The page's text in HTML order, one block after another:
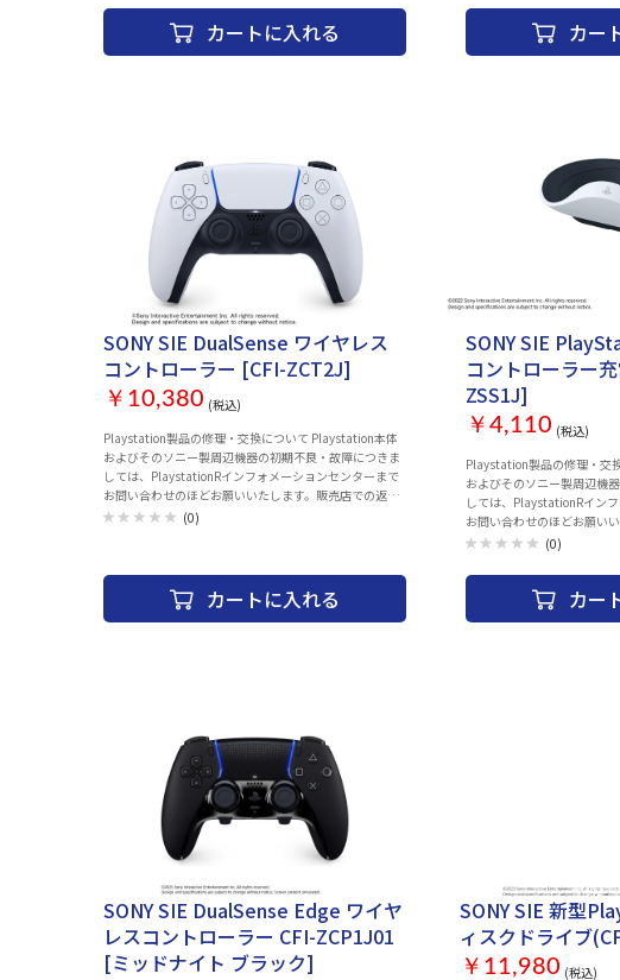
物】 ・PULSE Elite ワイヤレスヘッドセット ・
PlayStation Link USBアダプター ・PULSE Elite 充電フッ
ク ・携帯用ケース ・マウンティングプレート* ・USBケ
カートに入れる
の場合 050-3754-9800) 受付時
： ・DualSense® ワイヤレ
ド ・取扱説明書 プレイは熱く。鮮烈なカラーをまとった
カー
SONY SIE DualSense ワイヤレス
コントローラー [CFI-ZCT2J]
￥10,380 (税込)
Playstation製品の修理・交換について Playstation本体
およびそのソニー製周辺機器の初期不良・故障につきま
しては、PlaystationRインフォメーションセンターまで
お問い合わせのほどお願いいたします。販売店での返
品・交換は行っておりません。 また、お買い上げいただ
ションセンター 電話番号：0570-783-929(一部のIP電話
の場合 050-3754-9800) 受付時間 10:00 ～ 18:00 同梱
物： ・DualSense® ワイヤレスコントローラー ・取扱説
明書 ©Sony Interactive Entertainment Inc. All rights
(0)
カートに入れる
SONY SIE
コントローラー
ZSS1J]
￥4,110 (税込)
Playstation製品の修理・交
およびそのソニー製周辺機
しては、PlaystationRイン
お問い合わせのほどお願い
品・交換は行っておりませ
センターでお受けしていま
ションセンター 電話番号：
の場合 050-3754-9800) 受付時
(0)
カー
SONY SIE DualSense Edge ワイヤ
レスコントローラー CFI-ZCP1J01
[ミッドナイト ブラック]
SONY SIE 新型
ィスクドライブ
￥11,980 (税込)